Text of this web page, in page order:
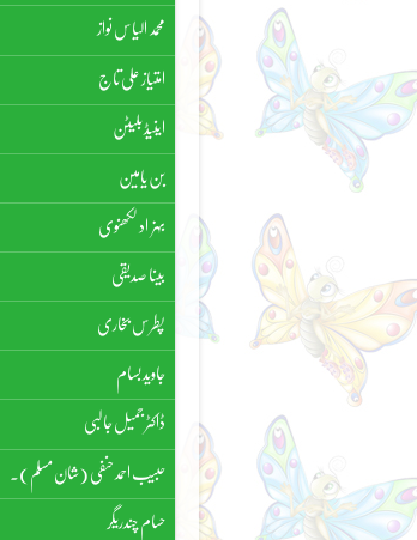
محمد الیاس نواز
امتیاز علی تاج
اینیڈ بلیٹن
بن یامین
بہزاد لکھنوی
بینا صدیقی
پطرس بخاری
جاوید بسام
ڈاکٹر جمیل جالبی
حبیب احمد حنفی (شان مسلم)۔
حسام چندریگر